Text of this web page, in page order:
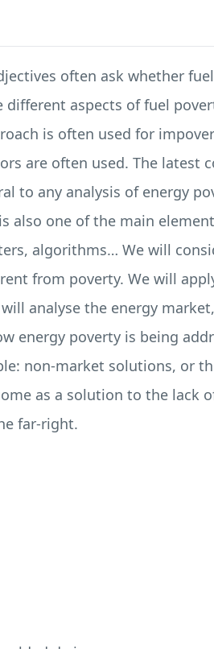
often ask whether
aspects of fuel
is often used for
are often used. The latest
to any analysis of energy
also one of the main
algorithms… We will
from poverty. We will
analyse the energy
energy poverty is being
non-market solutions, or
as a solution to the lack
far-right.